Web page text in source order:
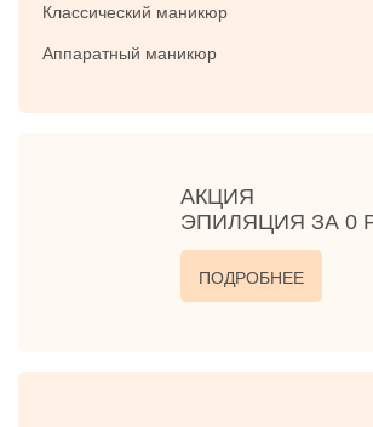
Классический маникюр
Аппаратный маникюр
АКЦИЯ
ЭПИЛЯЦИЯ ЗА 0
ПОДРОБНЕЕ